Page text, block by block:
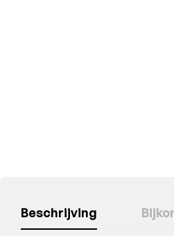
Beschrijving